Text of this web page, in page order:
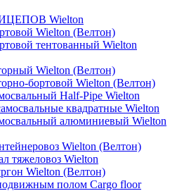
Wielton
Wielton (Велтон)
тентованный Wielton
Wielton (Велтон)
бортовой Wielton (Велтон)
Half-Pipe Wielton
квадратные Wielton
алюминиевый Wielton
Wielton (Велтон)
тяжеловоз Wielton
Wielton (Велтон)
полом Cargo floor